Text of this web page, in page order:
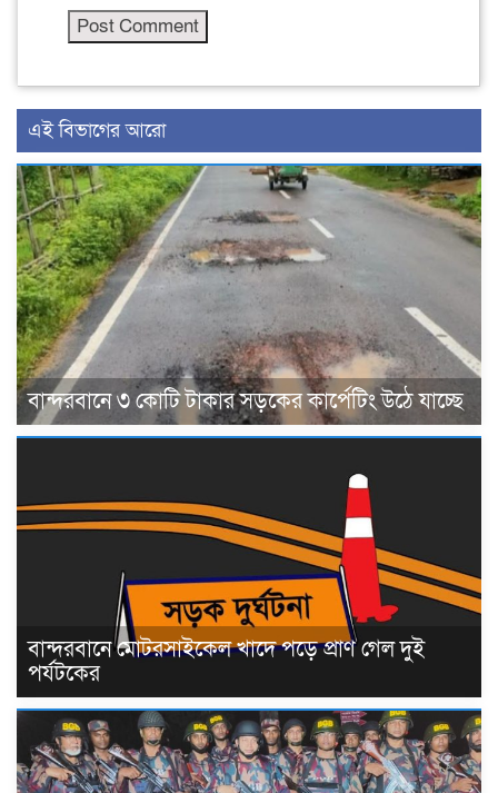
এই বিভাগের আরো
বান্দরবানে ৩ কোটি টাকার সড়কের কার্পেটিং উঠে যাচ্ছে
বান্দরবানে মোটরসাইকেল খাদে পড়ে প্রাণ গেল দুই
পর্যটকের